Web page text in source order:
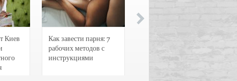
Киев
Как завести парня: 7
рабочих методов с
инструкциями